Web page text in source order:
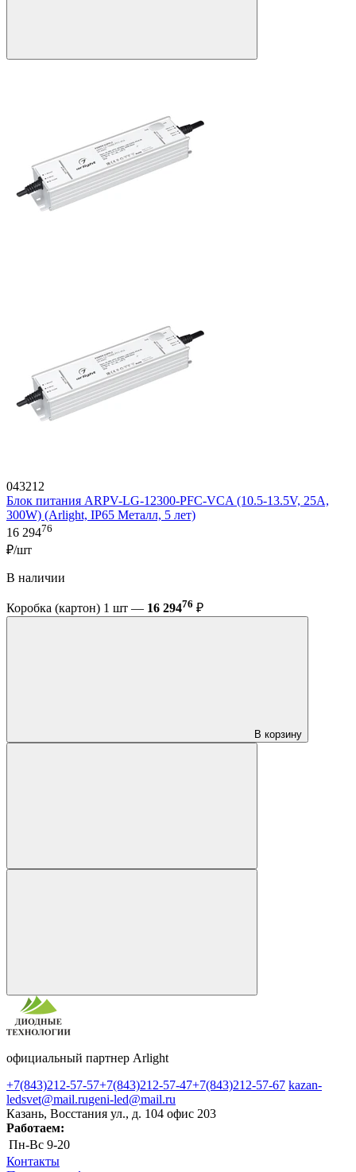
043212
Блок питания ARPV-LG-12300-PFC-VCA (10.5-13.5V, 25A,
300W) (Arlight, IP65 Металл, 5 лет)
16 29476
₽/шт
В наличии
Коробка (картон) 1 шт — 16 29476 ₽
В корзину
официальный партнер Arlight
+7(843)212-57-57+7(843)212-57-47+7(843)212-57-67 kazan-
ledsvet@mail.rugeni-led@mail.ru
Казань, Восстания ул., д. 104 офис 203
Работаем:
Пн-Вс 9-20
Контакты